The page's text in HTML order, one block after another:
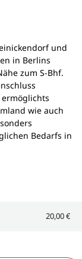
und
in Berlins
zum S-Bhf.
wie auch
Bedarfs in
20,00 €